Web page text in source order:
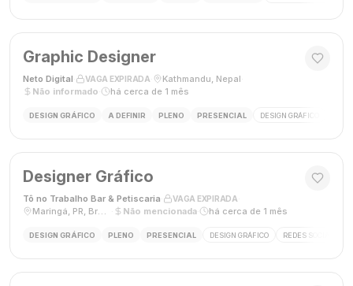
Graphic Designer
Neto Digital VAGA EXPIRADA Kathmandu, Nepal
Não informado
há cerca de 1 mês
DESIGN GRÁFICO A DEFINIR PLENO PRESENCIAL DESIGN GRÁFICO
Designer Gráfico
Tô no Trabalho Bar & Petiscaria VAGA EXPIRADA
Maringá, PR, Brasil
Não mencionada há cerca de 1 mês
DESIGN GRÁFICO PLENO PRESENCIAL DESIGN GRÁFICO REDES SOCIAIS